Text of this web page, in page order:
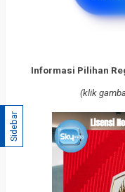
Informasi Pilihan
(klik
Sidebar